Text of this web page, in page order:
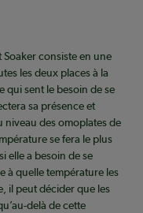
Soaker consiste en une
les deux places à la
qui sent le besoin de se
sa présence et
niveau des omoplates de
se fera le plus
elle a besoin de se
à quelle température les
il peut décider que les
delà de cette